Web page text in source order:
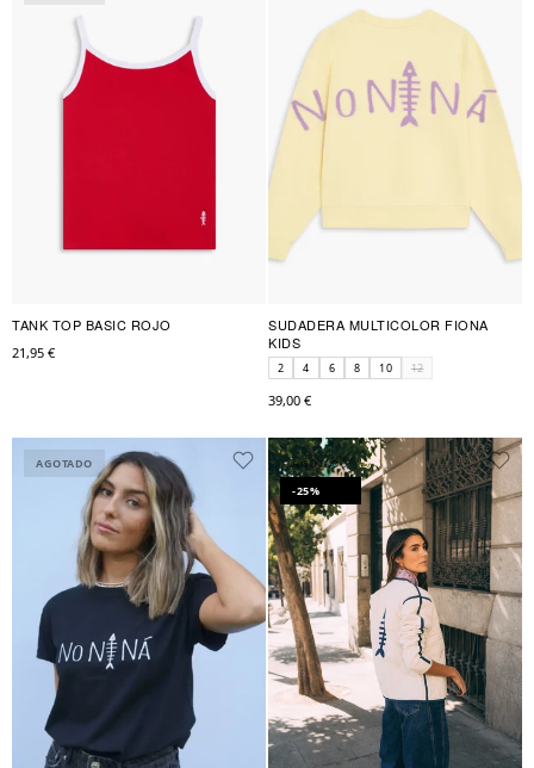
TANK TOP BASIC ROJO
21,95 €
SUDADERA MULTICOLOR FIONA
KIDS
2 4 6 8 10 12
39,00 €
AGOTADO
AGOTADO
-25%